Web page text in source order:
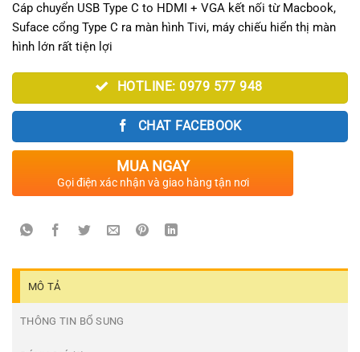
Cáp chuyển USB Type C to HDMI + VGA kết nối từ Macbook,
Suface cổng Type C ra màn hình Tivi, máy chiếu hiển thị màn
hình lớn rất tiện lợi
HOTLINE: 0979 577 948
CHAT FACEBOOK
MUA NGAY
Gọi điện xác nhận và giao hàng tận nơi
MÔ TẢ
THÔNG TIN BỔ SUNG